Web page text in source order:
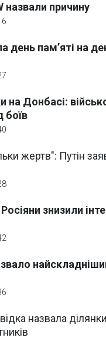
назвали причину
день пам’яті на
на Донбасі:
боїв
жертв": Путін
знизили
назвала